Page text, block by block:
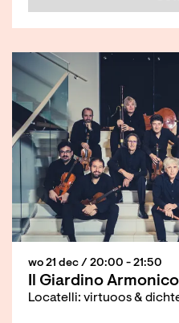
Il Giardino
Locatelli: virtuoos &
wo 21 dec / 20:00 - 21:50